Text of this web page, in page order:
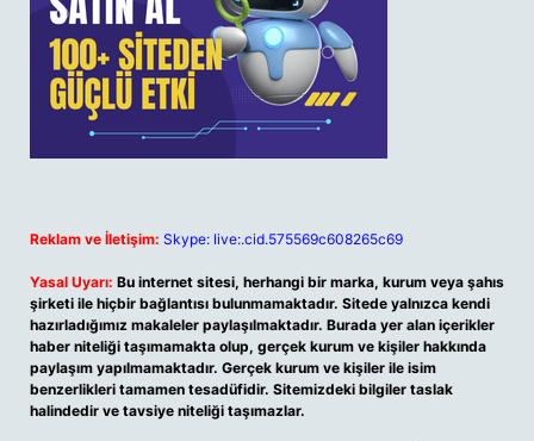
Reklam ve İletişim: Skype: live:.cid.575569c608265c69
Yasal Uyarı: Bu internet sitesi, herhangi bir marka, kurum veya şahıs
şirketi ile hiçbir bağlantısı bulunmamaktadır. Sitede yalnızca kendi
hazırladığımız makaleler paylaşılmaktadır. Burada yer alan içerikler
haber niteliği taşımamakta olup, gerçek kurum ve kişiler hakkında
paylaşım yapılmamaktadır. Gerçek kurum ve kişiler ile isim
benzerlikleri tamamen tesadüfidir. Sitemizdeki bilgiler taslak
halindedir ve tavsiye niteliği taşımazlar.